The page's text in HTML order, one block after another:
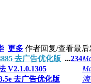
更多 作者回复/查看最后
去广告优化版 ...234
V2.1.0.1305
去广告优化版